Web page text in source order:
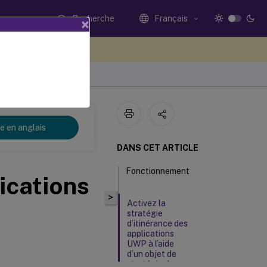
Recherche Français
en anglais
>
DANS CET ARTICLE
Fonctionnement
Activez la
stratégie
d’itinérance des
applications
UWP à l’aide
d’un objet de
stratégie de
×